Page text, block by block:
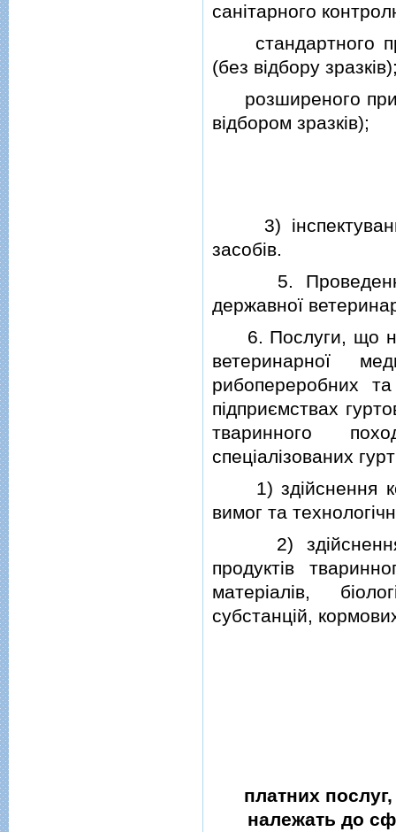
санiтарного
стандартного
(без вiдбору
розширеного
вiдбором зразкiв);
3) iнспектування
засобiв.
5. Проведення
державної
6. Послуги, що
ветеринарної
рибопереробних
пiдприємствах
тваринного
спецiалiзованих
1) здiйснення
вимог та
2) здiйснення
продуктiв
матерiалiв,
субстанцiй,
платних
належать до